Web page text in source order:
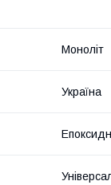
Моноліт
Україна